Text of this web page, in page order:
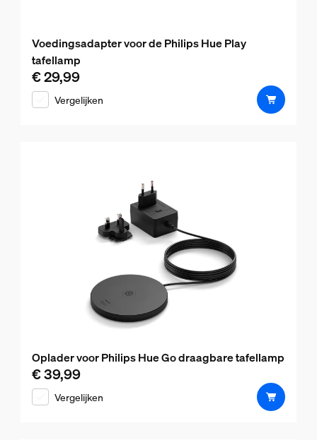
Voedingsadapter voor de Philips Hue Play
tafellamp
De huidige prijs is € 29,99
€ 29,99
Vergelijken
Oplader voor Philips Hue Go draagbare tafellamp
De huidige prijs is € 39,99
€ 39,99
Vergelijken